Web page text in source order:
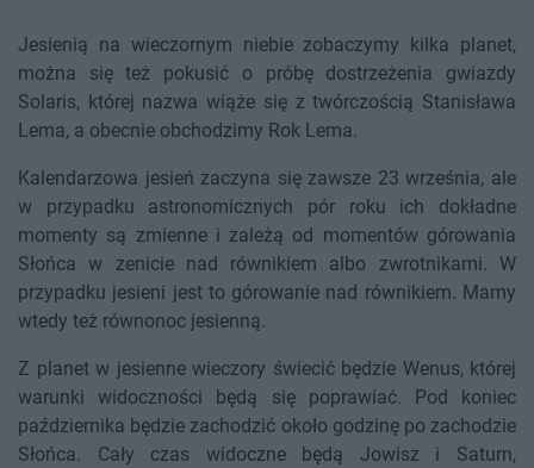
Jesienią na wieczornym niebie zobaczymy kilka planet,
można się też pokusić o próbę dostrzeżenia gwiazdy
Solaris, której nazwa wiąże się z twórczością Stanisława
Lema, a obecnie obchodzimy Rok Lema.
Kalendarzowa jesień zaczyna się zawsze 23 września, ale
w przypadku astronomicznych pór roku ich dokładne
momenty są zmienne i zależą od momentów górowania
Słońca w zenicie nad równikiem albo zwrotnikami. W
przypadku jesieni jest to górowanie nad równikiem. Mamy
wtedy też równonoc jesienną.
Z planet w jesienne wieczory świecić będzie Wenus, której
warunki widoczności będą się poprawiać. Pod koniec
października będzie zachodzić około godzinę po zachodzie
Słońca. Cały czas widoczne będą Jowisz i Saturn,